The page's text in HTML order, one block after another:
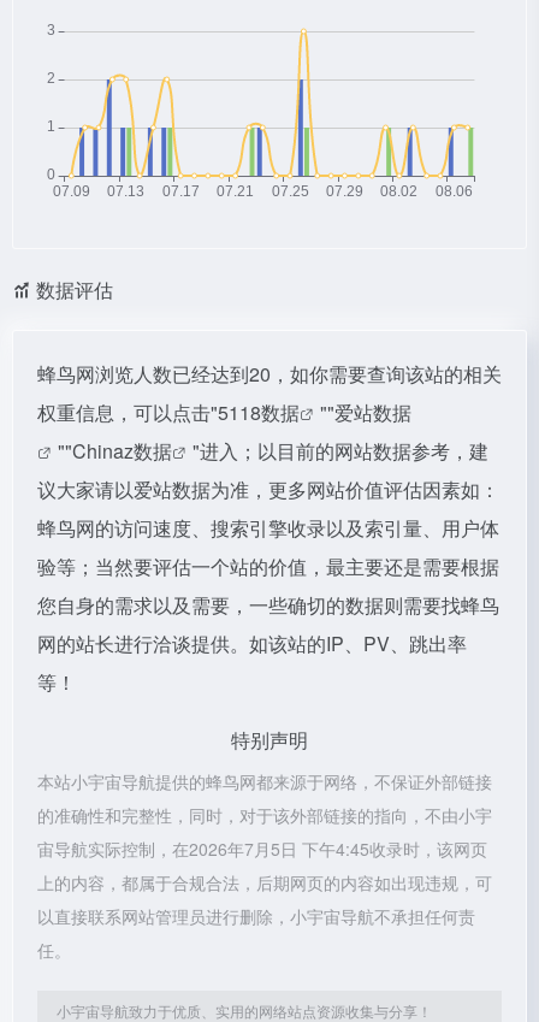
数据评估
蜂鸟网浏览人数已经达到20，如你需要查询该站的相关
权重信息，可以点击"5118数据 ""爱站数据
""Chinaz数据
"进入；以目前的网站数据参考，建
议大家请以爱站数据为准，更多网站价值评估因素如：
蜂鸟网的访问速度、搜索引擎收录以及索引量、用户体
验等；当然要评估一个站的价值，最主要还是需要根据
您自身的需求以及需要，一些确切的数据则需要找蜂鸟
网的站长进行洽谈提供。如该站的IP、PV、跳出率
等！
特别声明
本站小宇宙导航提供的蜂鸟网都来源于网络，不保证外部链接
的准确性和完整性，同时，对于该外部链接的指向，不由小宇
宙导航实际控制，在2026年7月5日 下午4:45收录时，该网页
上的内容，都属于合规合法，后期网页的内容如出现违规，可
以直接联系网站管理员进行删除，小宇宙导航不承担任何责
任。
小宇宙导航致力于优质、实用的网络站点资源收集与分享！